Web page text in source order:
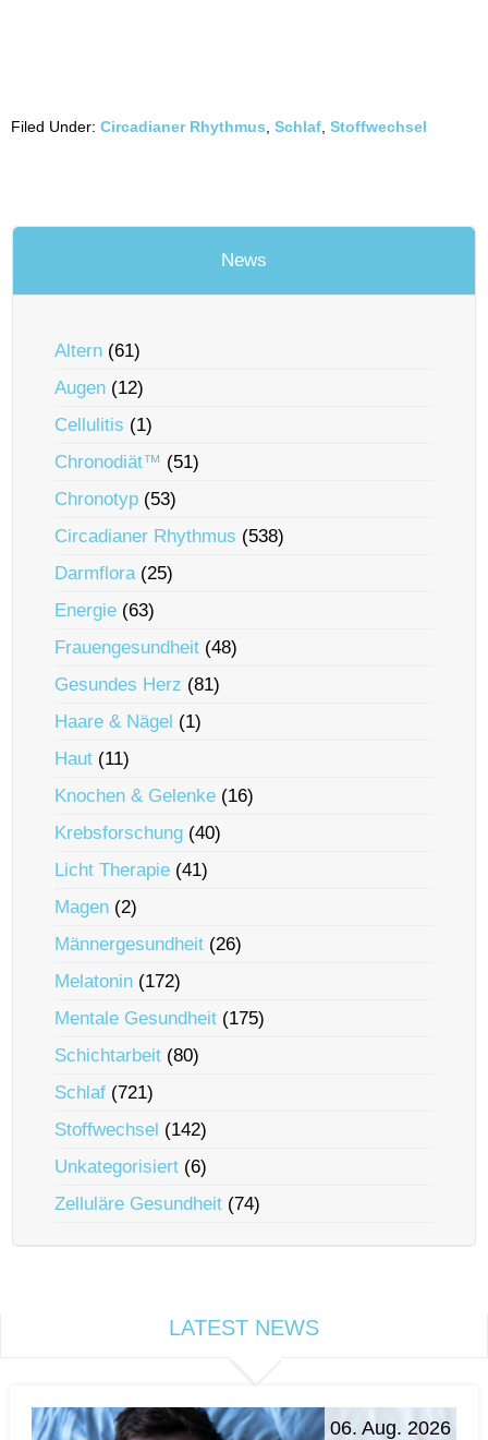
Filed Under: Circadianer Rhythmus Schlaf Stoffwechsel
News
Altern (61)
Augen (12)
Cellulitis (1)
Chronodiät™ (51)
Chronotyp (53)
Circadianer Rhythmus (538)
Darmflora(25)
Energie (63)
Frauengesundheit (48)
Gesundes Herz (81)
Haare & Nägel (1)
Haut (11)
Knochen & Gelenke (16)
Krebsforschung (40)
Licht Therapie (41)
Magen (2)
Männergesundheit (26)
Melatonin (172)
Mentale Gesundheit (175)
Schichtarbeit (80)
Schlaf (721)
Stoffwechsel (142)
Unkategorisiert (6)
Zelluläre Gesundheit (74)
LATEST NEWS
06. Aug. 2026